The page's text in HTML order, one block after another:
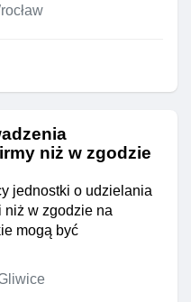
niż w zgodzie
jednostki o udzielania
w zgodzie na
mogą być